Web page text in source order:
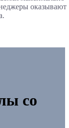
оказывают
со